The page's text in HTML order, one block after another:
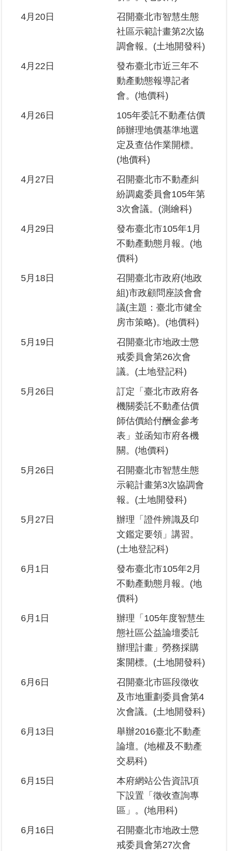
政
料
告
4月20日
召開臺北市智慧生態
社區示範計畫第2次協
調會報。(土地開發科)
4月22日
發布臺北市近三年不
動產動態報導記者
會。(地價科)
4月26日
105年委託不動產估價
師辦理地價基準地選
定及查估作業開標。
(地價科)
4月27日
召開臺北市不動產糾
紛調處委員會105年第
3次會議。(測繪科)
4月29日
發布臺北市105年1月
不動產動態月報。(地
價科)
5月18日
召開臺北市政府(地政
組)市政顧問座談會會
議(主題：臺北市健全
房市策略)。(地價科)
5月19日
召開臺北市地政士懲
戒委員會第26次會
議。(土地登記科)
5月26日
訂定「臺北市政府各
機關委託不動產估價
師估價給付酬金參考
表」並函知市府各機
關。(地價科)
5月26日
召開臺北市智慧生態
示範計畫第3次協調會
報。(土地開發科)
5月27日
辦理「證件辨識及印
文鑑定要領」講習。
(土地登記科)
6月1日
發布臺北市105年2月
不動產動態月報。(地
價科)
6月1日
辦理「105年度智慧生
態社區公益論壇委託
辦理計畫」勞務採購
案開標。(土地開發科)
6月6日
召開臺北市區段徵收
及市地重劃委員會第4
次會議。(土地開發科)
6月13日
舉辦2016臺北不動產
論壇。(地權及不動產
交易科)
6月15日
本府網站公告資訊項
下設置「徵收查詢專
區」。(地用科)
6月16日
召開臺北市地政士懲
戒委員會第27次會